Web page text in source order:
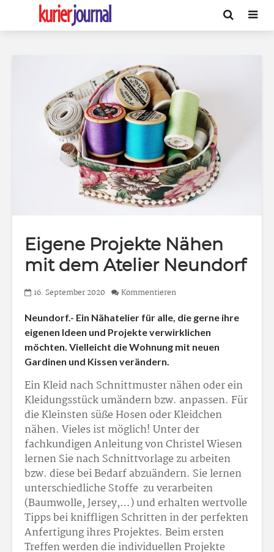
Eigene Projekte Nähen
mit dem Atelier Neundorf
16. September 2020 Kommentieren
Neundorf.- Ein Nähatelier für alle, die gerne ihre
eigenen Ideen und Projekte verwirklichen
möchten. Vielleicht die Wohnung mit neuen
Gardinen und Kissen verändern.
Ein Kleid nach Schnittmuster nähen oder ein
Kleidungsstück umändern bzw. anpassen. Für
die Kleinsten süße Hosen oder Kleidchen
nähen. Vieles ist möglich! Unter der
fachkundigen Anleitung von Christel Wiesen
lernen Sie nach Schnittvorlage zu arbeiten
bzw. diese bei Bedarf abzuändern. Sie lernen
unterschiedliche Stoffe zu verarbeiten
(Baumwolle, Jersey,…) und erhalten wertvolle
Tipps bei kniffligen Schritten in der perfekten
Anfertigung ihres Projektes. Beim ersten
Treffen werden die individuellen Projekte